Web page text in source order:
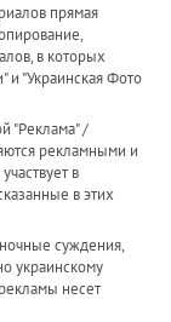
прямая
в которых
и "Украинская Фото
"Реклама" /
рекламными и
в
в этих
суждения,
украинскому
несет